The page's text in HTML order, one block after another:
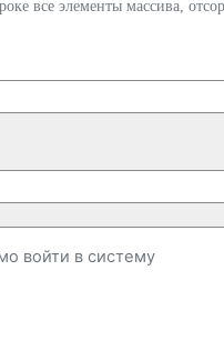
все элементы массива,
войти в систему